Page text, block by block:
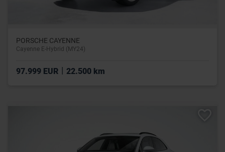
PORSCHE CAYENNE
Cayenne E-Hybrid (MY24)
97.999 EUR | 22.500 km